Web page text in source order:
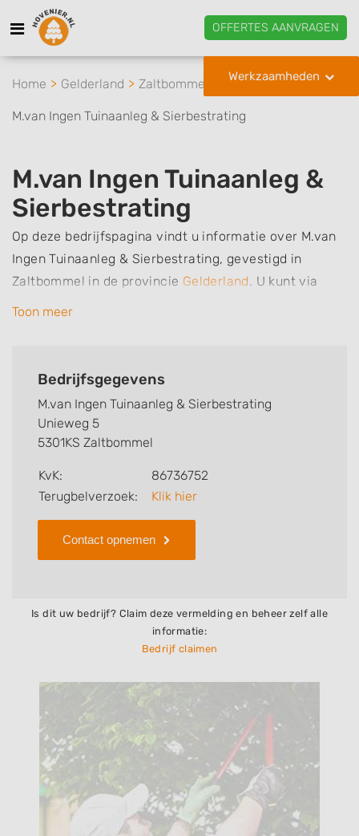
OFFERTES AANVRAGEN
Werkzaamheden
Home Gelderland Zaltbommel
M.van Ingen Tuinaanleg & Sierbestrating
M.van Ingen Tuinaanleg &
Sierbestrating
Op deze bedrijfspagina vindt u informatie over M.van
Ingen Tuinaanleg & Sierbestrating, gevestigd in
Zaltbommel in de provincie Gelderland. U kunt via
deze pagina eenvoudig contact met het bedrijf
werkzaamheden van dit bedrijf, zo kunt u snel zien
voor u kan verzorgen. Tenslotte kunt een beoordeling
of review achterlaten als u al ervaring heeft met dit
Zoekt u een ander bedrijf? Bekijk dan andere
hoveniers en bedrijven inZaltbommel
Toon meer
Bedrijfsgegevens
M.van Ingen Tuinaanleg & Sierbestrating
Unieweg 5
5301KS Zaltbommel
KvK:
86736752
Terugbelverzoek:
Klik hier
Contact opnemen
Is dit uw bedrijf? Claim deze vermelding en beheer zelf alle
informatie:
Bedrijf claimen